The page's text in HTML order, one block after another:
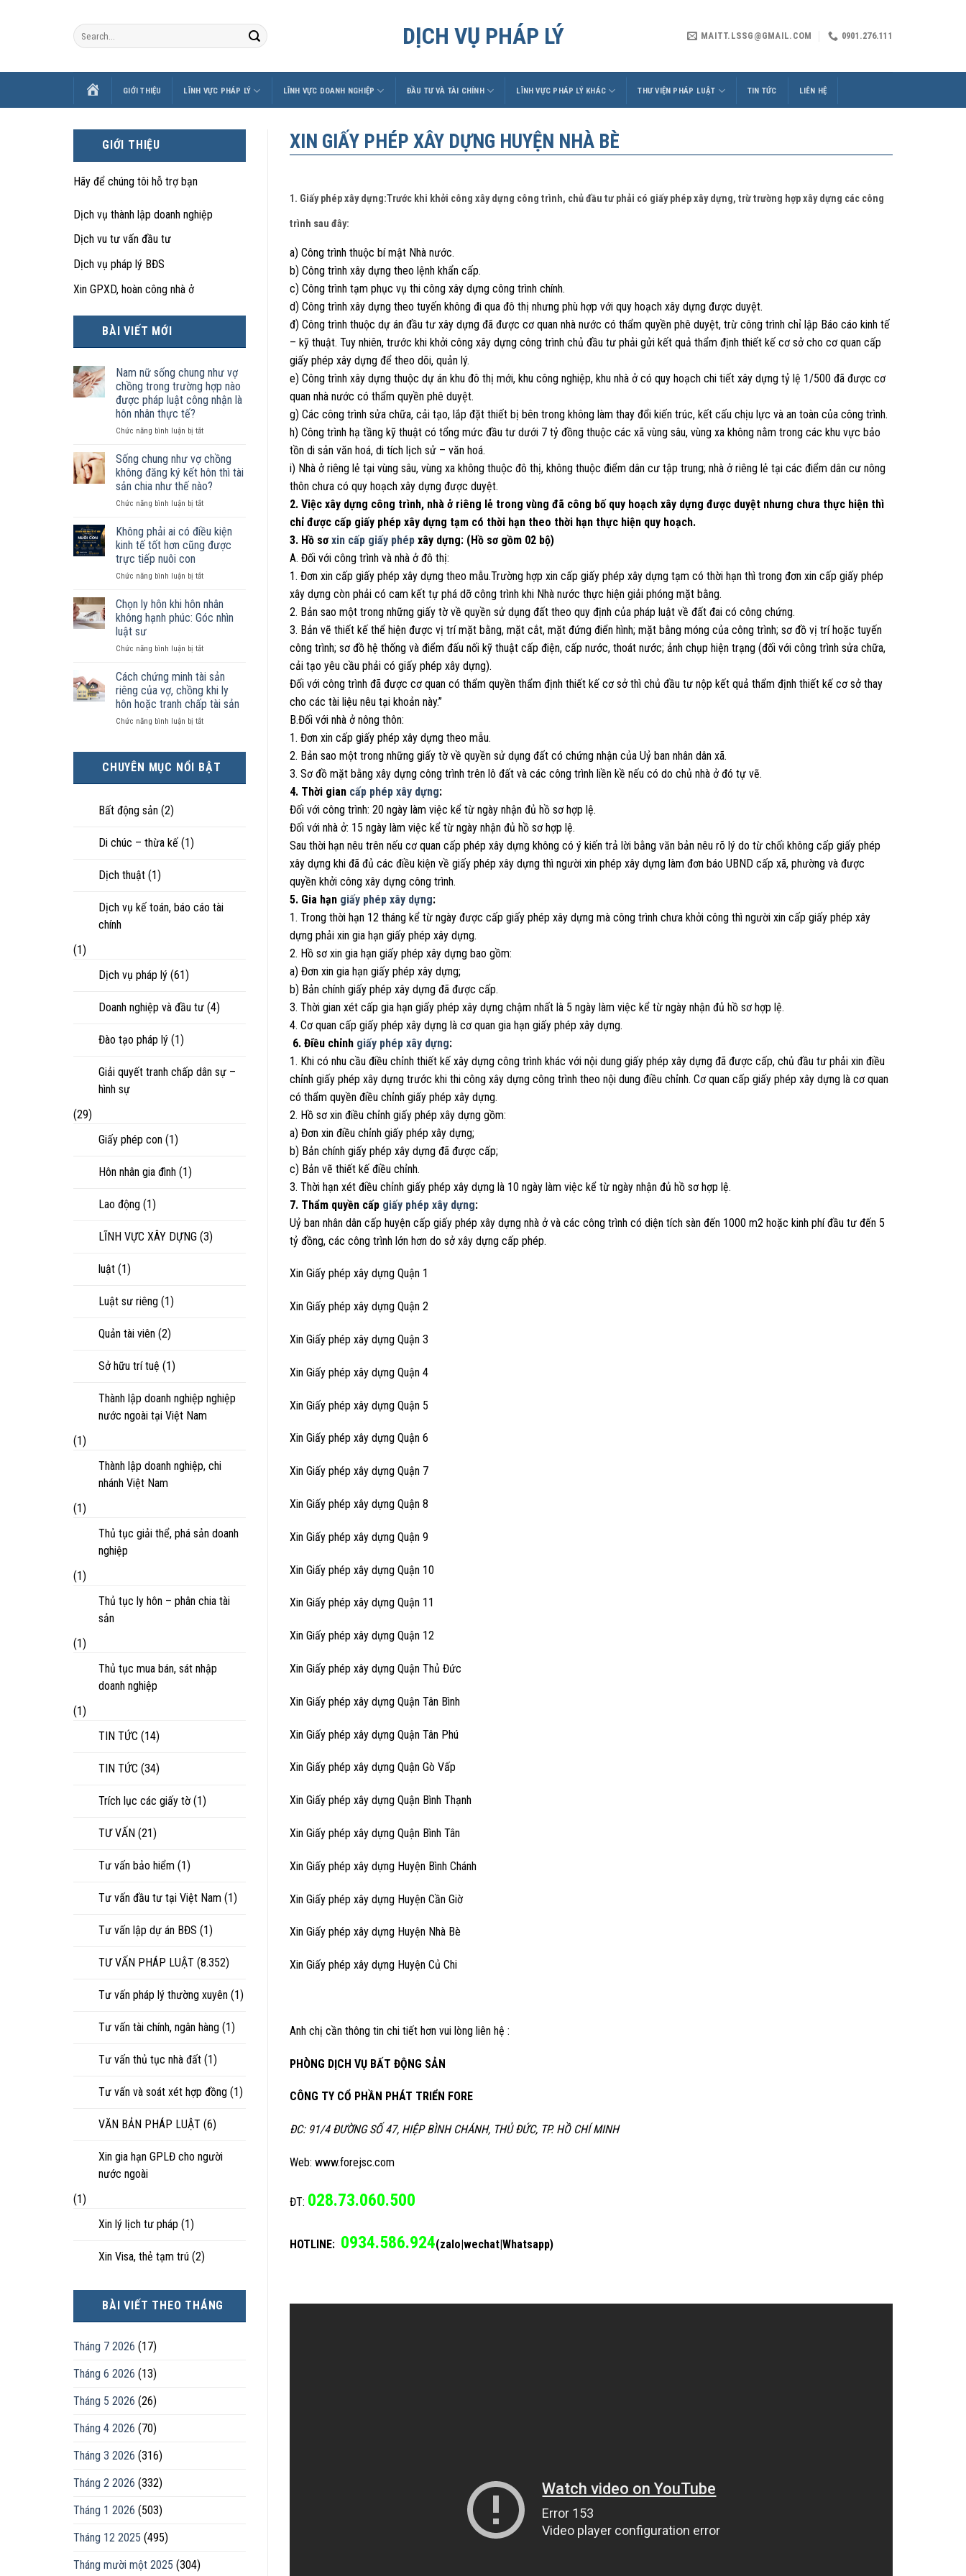
DỊCH VỤ PHÁP LÝ MAITT.LSSG@GMAIL.COM 0901.276.111
TRANGGIỚI THIỆU LĨNH VỰC PHÁP LÝ LĨNH VỰC DOANH NGHIỆP ĐẦU TƯ VÀ TÀI CHÍNH LĨNH VỰC PHÁP LÝ KHÁC THƯ VIỆN PHÁP LUẬT TIN TỨC LIÊN HỆ
GIỚI THIỆU
Hãy để chúng tôi hỗ trợ bạn
Dịch vụ thành lập doanh nghiệp
Dịch vu tư vấn đầu tư
Dịch vụ pháp lý BĐS
Xin GPXD, hoàn công nhà ở
BÀI VIẾT MỚI
Nam nữ sống chung như vợ
chồng trong trường hợp nào
được pháp luật công nhận là
hôn nhân thực tế?
Chức năng bình luận bị tắtở
nữ
sống
chung
như
vợ
trong
trường
hợp
được
luật
công
hôn
thực
tế?
Sống chung như vợ chồng
không đăng ký kết hôn thì tài
sản chia như thế nào?
Chức năng bình luận bị tắtở
chung
như
vợ
không
ký
kết
hôn
tài
chia
như
nào?
Không phải ai có điều kiện
kinh tế tốt hơn cũng được
trực tiếp nuôi con
Chức năng bình luận bị tắtở
phải
ai
có
kiện
tế
tốt
hơn
cũng
được
con
Chọn ly hôn khi hôn nhân
không hạnh phúc: Góc nhìn
luật sư
Chức năng bình luận bị tắtở
ly
hôn
khi
hôn
nhân
Góc
nhìn
Cách chứng minh tài sản
riêng của vợ, chồng khi ly
hôn hoặc tranh chấp tài sản
Chức năng bình luận bị tắtở
tài
chấp
CHUYÊN MỤC NỔI BẬT
Bất động sản (2)
Di chúc – thừa kế (1)
Dịch thuật (1)
Dịch vụ kế toán, báo cáo tài
chính
(1)
Dịch vụ pháp lý (61)
Doanh nghiệp và đầu tư (4)
Đào tạo pháp lý (1)
Giải quyết tranh chấp dân sự –
hình sự
(29)
Giấy phép con (1)
Hôn nhân gia đình (1)
Lao động (1)
LĨNH VỰC XÂY DỰNG (3)
luật (1)
Luật sư riêng (1)
Quản tài viên (2)
Sở hữu trí tuệ (1)
Thành lập doanh nghiệp nghiệp
nước ngoài tại Việt Nam
(1)
Thành lập doanh nghiệp, chi
nhánh Việt Nam
(1)
Thủ tục giải thể, phá sản doanh
nghiệp
(1)
Thủ tục ly hôn – phân chia tài
sản
(1)
Thủ tục mua bán, sát nhập
doanh nghiệp
(1)
TIN TỨC (14)
TIN TỨC (34)
Trích lục các giấy tờ (1)
TƯ VẤN (21)
Tư vấn bảo hiểm (1)
Tư vấn đầu tư tại Việt Nam (1)
Tư vấn lập dự án BĐS (1)
TƯ VẤN PHÁP LUẬT (8.352)
Tư vấn pháp lý thường xuyên (1)
Tư vấn tài chính, ngân hàng (1)
Tư vấn thủ tục nhà đất (1)
Tư vấn và soát xét hợp đồng (1)
VĂN BẢN PHÁP LUẬT (6)
Xin gia hạn GPLĐ cho người
nước ngoài
(1)
Xin lý lịch tư pháp (1)
Xin Visa, thẻ tạm trú (2)
BÀI VIẾT THEO THÁNG
Tháng 7 2026 (17)
Tháng 6 2026 (13)
Tháng 5 2026 (26)
Tháng 4 2026 (70)
Tháng 3 2026 (316)
Tháng 2 2026 (332)
Tháng 1 2026 (503)
Tháng 12 2025 (495)
Tháng mười một 2025 (304)
XIN GIẤY PHÉP XÂY DỰNG HUYỆN NHÀ BÈ
1. Giấy phép xây dựng:Trước khi khởi công xây dựng công trình, chủ đầu tư phải có giấy phép xây dựng, trừ trường hợp xây dựng các công
trình sau đây:
a) Công trình thuộc bí mật Nhà nước.
b) Công trình xây dựng theo lệnh khẩn cấp.
c) Công trình tạm phục vụ thi công xây dựng công trình chính.
d) Công trình xây dựng theo tuyến không đi qua đô thị nhưng phù hợp với quy hoạch xây dựng được duyệt.
đ) Công trình thuộc dự án đầu tư xây dựng đã được cơ quan nhà nước có thẩm quyền phê duyệt, trừ công trình chỉ lập Báo cáo kinh tế
– kỹ thuật. Tuy nhiên, trước khi khởi công xây dựng công trình chủ đầu tư phải gửi kết quả thẩm định thiết kế cơ sở cho cơ quan cấp
giấy phép xây dựng để theo dõi, quản lý.
e) Công trình xây dựng thuộc dự án khu đô thị mới, khu công nghiệp, khu nhà ở có quy hoạch chi tiết xây dựng tỷ lệ 1/500 đã được cơ
quan nhà nước có thẩm quyền phê duyệt.
g) Các công trình sửa chữa, cải tạo, lắp đặt thiết bị bên trong không làm thay đổi kiến trúc, kết cấu chịu lực và an toàn của công trình.
h) Công trình hạ tầng kỹ thuật có tổng mức đầu tư dưới 7 tỷ đồng thuộc các xã vùng sâu, vùng xa không nằm trong các khu vực bảo
tồn di sản văn hoá, di tích lịch sử – văn hoá.
i) Nhà ở riêng lẻ tại vùng sâu, vùng xa không thuộc đô thị, không thuộc điểm dân cư tập trung; nhà ở riêng lẻ tại các điểm dân cư nông
thôn chưa có quy hoạch xây dựng được duyệt.
2. Việc xây dựng công trình, nhà ở riêng lẻ trong vùng đã công bố quy hoạch xây dựng được duyệt nhưng chưa thực hiện thì
chỉ được cấp giấy phép xây dựng tạm có thời hạn theo thời hạn thực hiện quy hoạch.
3. Hồ sơ xin cấp giấy phép xây dựng: (Hồ sơ gồm 02 bộ)
A. Đối với công trình và nhà ở đô thị:
1. Đơn xin cấp giấy phép xây dựng theo mẫu.Trường hợp xin cấp giấy phép xây dựng tạm có thời hạn thì trong đơn xin cấp giấy phép
xây dựng còn phải có cam kết tự phá dỡ công trình khi Nhà nước thực hiện giải phóng mặt bằng.
2. Bản sao một trong những giấy tờ về quyền sử dụng đất theo quy định của pháp luật về đất đai có công chứng.
3. Bản vẽ thiết kế thể hiện được vị trí mặt bằng, mặt cắt, mặt đứng điển hình; mặt bằng móng của công trình; sơ đồ vị trí hoặc tuyến
công trình; sơ đồ hệ thống và điểm đấu nối kỹ thuật cấp điện, cấp nước, thoát nước; ảnh chụp hiện trạng (đối với công trình sửa chữa,
cải tạo yêu cầu phải có giấy phép xây dựng).
Đối với công trình đã được cơ quan có thẩm quyền thẩm định thiết kế cơ sở thì chủ đầu tư nộp kết quả thẩm định thiết kế cơ sở thay
cho các tài liệu nêu tại khoản này.”
B.Đối với nhà ở nông thôn:
1. Đơn xin cấp giấy phép xây dựng theo mẫu.
2. Bản sao một trong những giấy tờ về quyền sử dụng đất có chứng nhận của Uỷ ban nhân dân xã.
3. Sơ đồ mặt bằng xây dựng công trình trên lô đất và các công trình liền kề nếu có do chủ nhà ở đó tự vẽ.
4. Thời gian cấp phép xây dựng:
Đối với công trình: 20 ngày làm việc kể từ ngày nhận đủ hồ sơ hợp lệ.
Đối với nhà ở: 15 ngày làm việc kể từ ngày nhận đủ hồ sơ hợp lệ.
Sau thời hạn nêu trên nếu cơ quan cấp phép xây dựng không có ý kiến trả lời bằng văn bản nêu rõ lý do từ chối không cấp giấy phép
xây dựng khi đã đủ các điều kiện về giấy phép xây dựng thì người xin phép xây dựng làm đơn báo UBND cấp xã, phường và được
quyền khởi công xây dựng công trình.
5. Gia hạn giấy phép xây dựng:
1. Trong thời hạn 12 tháng kể từ ngày được cấp giấy phép xây dựng mà công trình chưa khởi công thì người xin cấp giấy phép xây
dựng phải xin gia hạn giấy phép xây dựng.
2. Hồ sơ xin gia hạn giấy phép xây dựng bao gồm:
a) Đơn xin gia hạn giấy phép xây dựng;
b) Bản chính giấy phép xây dựng đã được cấp.
3. Thời gian xét cấp gia hạn giấy phép xây dựng chậm nhất là 5 ngày làm việc kể từ ngày nhận đủ hồ sơ hợp lệ.
4. Cơ quan cấp giấy phép xây dựng là cơ quan gia hạn giấy phép xây dựng.
6. Điều chỉnh giấy phép xây dựng:
1. Khi có nhu cầu điều chỉnh thiết kế xây dựng công trình khác với nội dung giấy phép xây dựng đã được cấp, chủ đầu tư phải xin điều
chỉnh giấy phép xây dựng trước khi thi công xây dựng công trình theo nội dung điều chỉnh. Cơ quan cấp giấy phép xây dựng là cơ quan
có thẩm quyền điều chỉnh giấy phép xây dựng.
2. Hồ sơ xin điều chỉnh giấy phép xây dựng gồm:
a) Đơn xin điều chỉnh giấy phép xây dựng;
b) Bản chính giấy phép xây dựng đã được cấp;
c) Bản vẽ thiết kế điều chỉnh.
3. Thời hạn xét điều chỉnh giấy phép xây dựng là 10 ngày làm việc kể từ ngày nhận đủ hồ sơ hợp lệ.
7. Thẩm quyền cấp giấy phép xây dựng:
Uỷ ban nhân dân cấp huyện cấp giấy phép xây dựng nhà ở và các công trình có diện tích sàn đến 1000 m2 hoặc kinh phí đầu tư đến 5
tỷ đồng, các công trình lớn hơn do sở xây dựng cấp phép.
Xin Giấy phép xây dựng Quận 1
Xin Giấy phép xây dựng Quận 2
Xin Giấy phép xây dựng Quận 3
Xin Giấy phép xây dựng Quận 4
Xin Giấy phép xây dựng Quận 5
Xin Giấy phép xây dựng Quận 6
Xin Giấy phép xây dựng Quận 7
Xin Giấy phép xây dựng Quận 8
Xin Giấy phép xây dựng Quận 9
Xin Giấy phép xây dựng Quận 10
Xin Giấy phép xây dựng Quận 11
Xin Giấy phép xây dựng Quận 12
Xin Giấy phép xây dựng Quận Thủ Đức
Xin Giấy phép xây dựng Quận Tân Bình
Xin Giấy phép xây dựng Quận Tân Phú
Xin Giấy phép xây dựng Quận Gò Vấp
Xin Giấy phép xây dựng Quận Bình Thạnh
Xin Giấy phép xây dựng Quận Bình Tân
Xin Giấy phép xây dựng Huyện Bình Chánh
Xin Giấy phép xây dựng Huyện Cần Giờ
Xin Giấy phép xây dựng Huyện Nhà Bè
Xin Giấy phép xây dựng Huyện Củ Chi
Anh chị cần thông tin chi tiết hơn vui lòng liên hệ :
PHÒNG DỊCH VỤ BẤT ĐỘNG SẢN
CÔNG TY CỔ PHẦN PHÁT TRIỂN FORE
ĐC: 91/4 ĐƯỜNG SỐ 47, HIỆP BÌNH CHÁNH, THỦ ĐỨC, TP. HỒ CHÍ MINH
Web: www.forejsc.com
ĐT: 028.73.060.500
HOTLINE: 0934.586.924(zalo|wechat|Whatsapp)